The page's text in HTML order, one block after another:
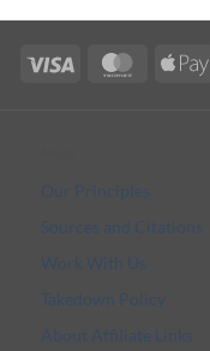
Visa
Our Principles
Sources and Citations
Work With Us
Takedown Policy
About Affiliate Links